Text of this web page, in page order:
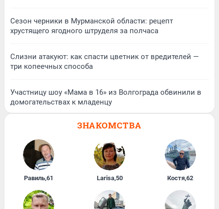
Сезон черники в Мурманской области: рецепт
хрустящего ягодного штруделя за полчаса
Слизни атакуют: как спасти цветник от вредителей —
три копеечных способа
Участницу шоу «Мама в 16» из Волгограда обвинили в
домогательствах к младенцу
ЗНАКОМСТВА
Равиль,61 Larisa,50 Костя,62